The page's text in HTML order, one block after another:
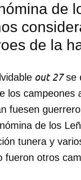
de
de la
out 27se
los
fuesen
de los
tunera y
fueron otros